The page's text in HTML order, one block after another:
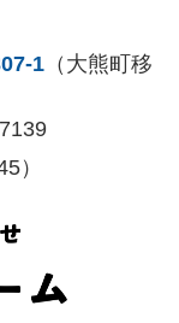
1 （大熊町移
）